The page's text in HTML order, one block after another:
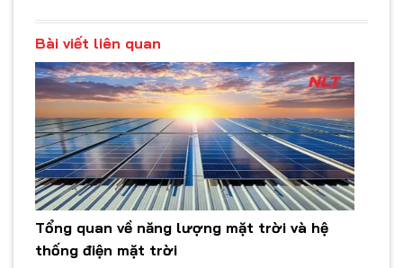
Bài viết liên quan
Tổng quan về năng lượng mặt trời và hệ
thống điện mặt trời